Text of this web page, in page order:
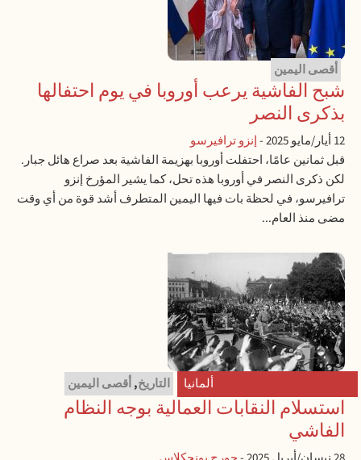
أقصى اليمين
شبح الفاشية يرعب أوروبا في يوم احتفالها
بذكرى النصر
12 أيار/مايو 2025 -إنزو ترافيرسو
قبل ثمانين عامًا، احتفلت أوروبا بهزيمة الفاشية بعد صراع هائل جبار.
لكن ذكرى النصر في أوروبا هذه تحل، كما يشير المؤرخ إنزو
ترافيرسو، في لحظة بات فيها اليمين المتطرف أشد قوة من أي وقت
مضى منذ العام...
ألمانيا التاريخ,أقصى اليمين
استسلام النقابات العمالية بوجه النظام
الفاشي